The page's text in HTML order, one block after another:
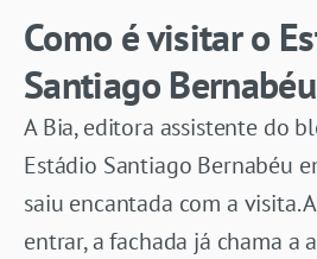
Como é visitar o
Santiago Bernabéu
A Bia, editora assistente do
Estádio Santiago Bernabéu
saiu encantada com a visita.
entrar, a fachada já chama a